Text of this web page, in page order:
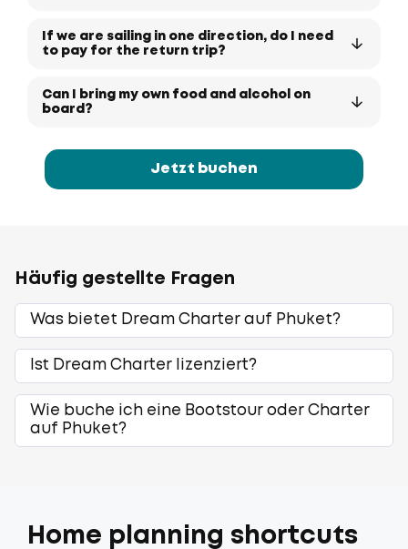
If we are sailing in one direction, do I need
to pay for the return trip?
Can I bring my own food and alcohol on
board?
Jetzt buchen
Häufig gestellte Fragen
Was bietet Dream Charter auf Phuket?
Ist Dream Charter lizenziert?
Wie buche ich eine Bootstour oder Charter
auf Phuket?
Home planning shortcuts